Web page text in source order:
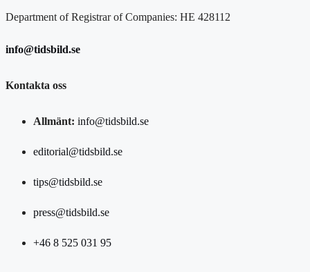
Department of Registrar of Companies: HE 428112
info@tidsbild.se
Kontakta oss
Allmänt: info@tidsbild.se
editorial@tidsbild.se
tips@tidsbild.se
press@tidsbild.se
+46 8 525 031 95